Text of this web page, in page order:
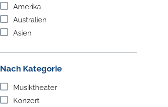
Amerika
Australien
Asien
Nach Kategorie
Musiktheater
Konzert